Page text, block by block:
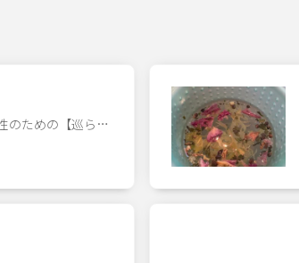
のための【巡ら…